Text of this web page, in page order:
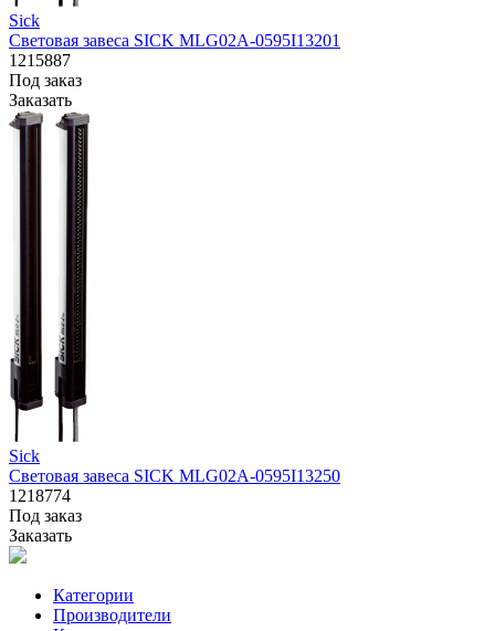
Sick
Световая завеса SICK MLG02A-0595I13201
1215887
Под заказ
Заказать
Sick
Световая завеса SICK MLG02A-0595I13250
1218774
Под заказ
Заказать
Категории
Производители